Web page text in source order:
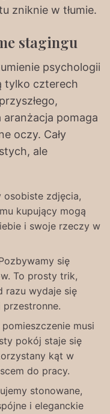
zniknie w tłumie.
stagingu
psychologii
tylko czterech
pomaga
oczy. Cały
ale
osobiste zdjęcia,
kupujący mogą
i swoje rzeczy w
się
To prosty trik,
razu wydaje się
pomieszczenie musi
pokój staje się
kąt w
do pracy.
stonowane,
i eleganckie